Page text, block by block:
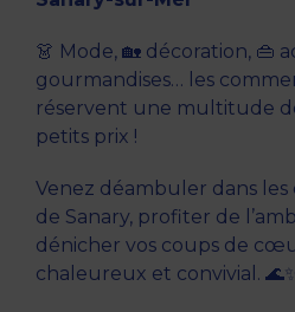
👗 Mode, 🏡 décoration, 👜
gourmandises… les
réservent une multitude
petits prix !
Venez déambuler dans
de Sanary, profiter de
dénicher vos coups de
chaleureux et convivial.